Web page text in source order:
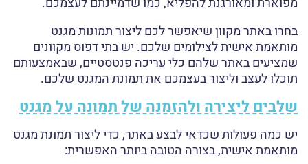
בחרו באתר מקוון שיאפשר לכם ליצור תמונות מגנט
מותאמת אישית לצילומים שלכם. יש בתי דפוס מקוונים
שמציעים באתר שלהם כלי עריכה פנטסטיים, שבאמצעותם
תוכלו לעצב וליצור בעצמכם את תמונת המגנט שלכם.
שלבים ליצירה ולהזמנה של תמונה על מגנט
יש כמה פעולות שכדאי לבצע באתר, כדי ליצור תמונת מגנט
מותאמת אישית, בצורה הטובה ביותר האפשרית: